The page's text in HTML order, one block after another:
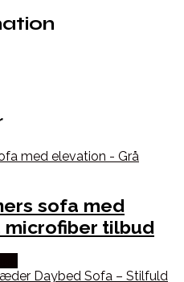
sofa med
microfiber tilbud